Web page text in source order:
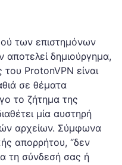
των επιστημόνων
δημιούργημα,
ProtonVPN είναι
σε θέματα
το ζήτημα της
μία αυστηρή
αρχείων. Σύμφωνα
απορρήτου, “δεν
τη σύνδεσή σας ή